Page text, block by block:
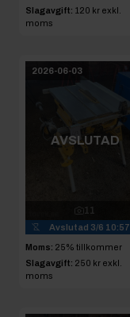
Slagavgift: 120 kr exkl.
moms
2026-06-03
AVSLUTAD
11
Avslutad 3/6 10:57
Moms: 25% tillkommer
Slagavgift: 250 kr exkl.
moms